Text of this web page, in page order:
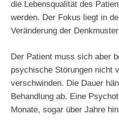
die Lebensqualität des
werden. Der Fokus liegt in
Veränderung der
Der Patient muss sich aber
psychische Störungen nicht
verschwinden. Die Dauer
Behandlung ab. Eine
Monate, sogar über Jahre